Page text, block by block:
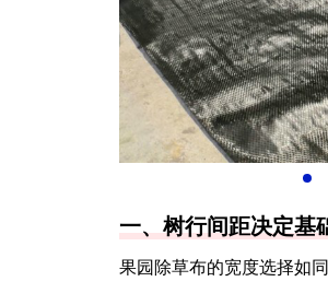
一、树行间距决定基
果园除草布的宽度选择如